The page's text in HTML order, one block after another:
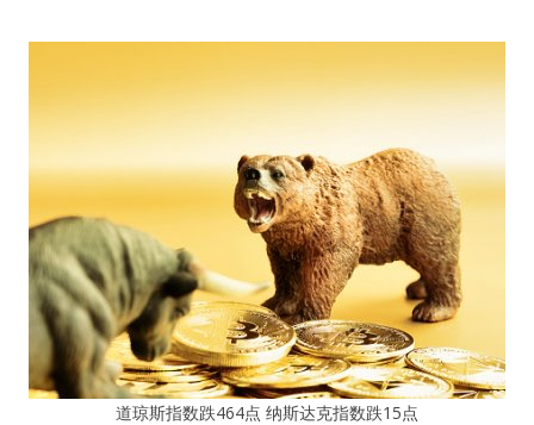
道琼斯指数跌464点 纳斯达克指数跌15点